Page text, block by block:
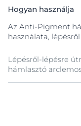
termék
még érzékeny
használható.
Hogyan használja
Az Anti-Pigment
használata,
Lépésről-lépésre
hámlasztó